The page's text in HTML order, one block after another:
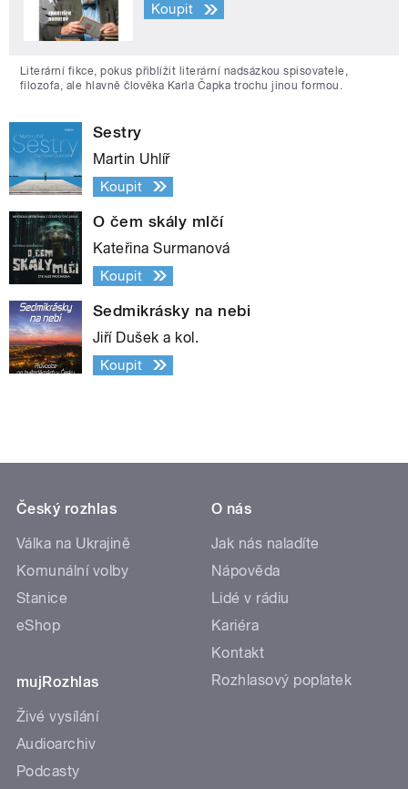
Koupit
Literární fikce, pokus přiblížit literární nadsázkou spisovatele,
filozofa, ale hlavně člověka Karla Čapka trochu jinou formou.
Sestry
Martin Uhlíř
Koupit
O čem skály mlčí
Kateřina Surmanová
Koupit
Sedmikrásky na nebi
Jiří Dušek a kol.
Koupit
Český rozhlas
Válka na Ukrajině
Komunální volby
Stanice
eShop
mujRozhlas
Živé vysílání
Audioarchiv
Podcasty
O nás
Jak nás naladíte
Nápověda
Lidé v rádiu
Kariéra
Kontakt
Rozhlasový poplatek